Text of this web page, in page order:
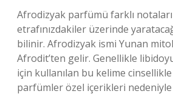
Afrodizyak parfümü farklı
etrafınızdakiler üzerinde
bilinir. Afrodizyak ismi Yunan
Afrodit’ten gelir. Genellikle
için kullanılan bu kelime
parfümler özel içerikleri